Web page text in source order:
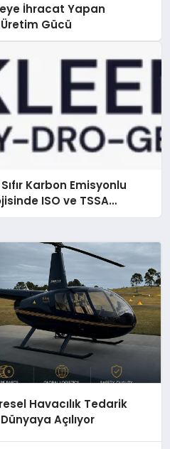
İhracat Yapan
Gücü
Karbon Emisyonlu
ISO ve TSSA
Havacılık Tedarik
Açılıyor